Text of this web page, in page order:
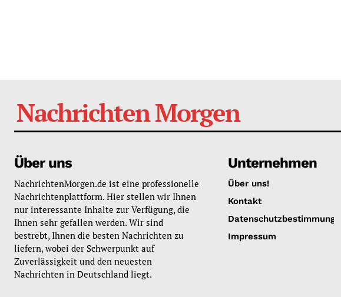
Nachrichten Morgen
Über uns
NachrichtenMorgen.de ist eine professionelle
Nachrichtenplattform. Hier stellen wir Ihnen
nur interessante Inhalte zur Verfügung, die
Ihnen sehr gefallen werden. Wir sind
bestrebt, Ihnen die besten Nachrichten zu
liefern, wobei der Schwerpunkt auf
Zuverlässigkeit und den neuesten
Nachrichten in Deutschland liegt.
Unternehmen
Über uns!
Kontakt
Datenschutzbestimmungen
Impressum